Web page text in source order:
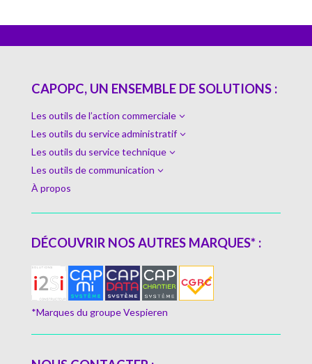
CAPOPC, UN ENSEMBLE DE SOLUTIONS :
Les outils de l’action commerciale3
Les outils du service administratif3
Les outils du service technique3
Les outils de communication 3
À propos
DÉCOUVRIR NOS AUTRES MARQUES* :
*Marques du groupe Vespieren